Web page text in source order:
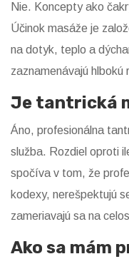
Nie. Koncepty ako
Účinok masáže je
na dotyk, teplo a
zaznamenávajú hlbokú
Je tantrická
Áno, profesionálna
služba. Rozdiel oproti
spočíva v tom, že
kodexy, nerešpektujú
zameriavajú sa na
Ako sa mám